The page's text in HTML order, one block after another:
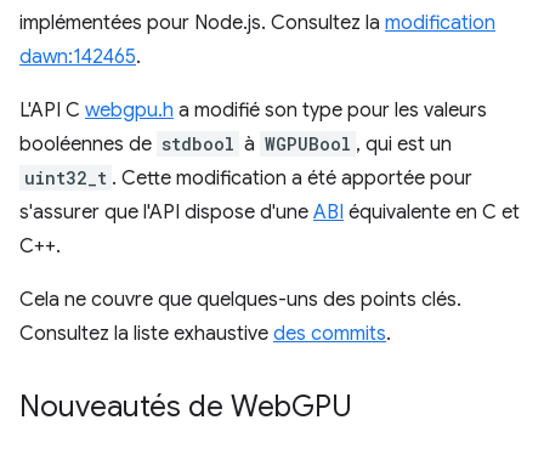
implémentées pour Node.js. Consultez la modification
dawn:142465.
L'API C webgpu.h a modifié son type pour les valeurs
booléennes de stdbool à WGPUBool , qui est un
uint32_t . Cette modification a été apportée pour
s'assurer que l'API dispose d'une ABI équivalente en C et
C++.
Cela ne couvre que quelques-uns des points clés.
Consultez la liste exhaustive des commits.
Nouveautés de WebGPU